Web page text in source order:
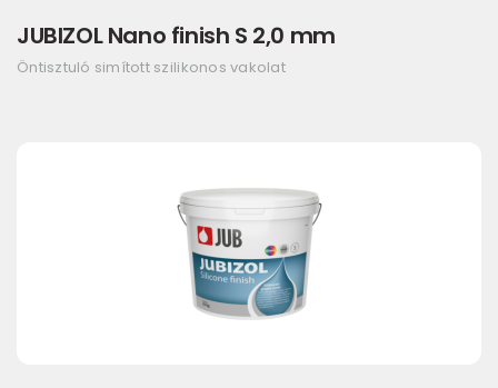
JUBIZOL Nano finish S 2,0 mm
Öntisztuló simított szilikonos vakolat